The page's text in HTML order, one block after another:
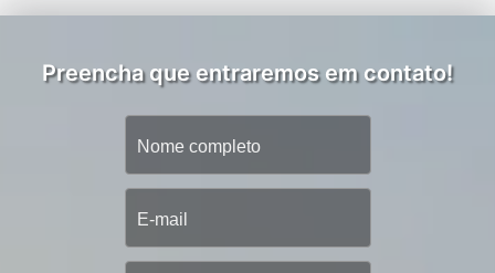
Preencha que entraremos em contato!